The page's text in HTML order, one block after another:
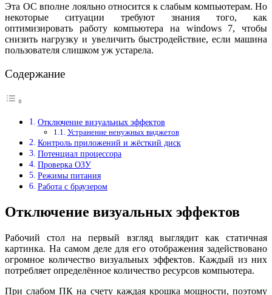
Эта ОС вполне лояльно относится к слабым компьютерам. Но
некоторые ситуации требуют знания того, как
оптимизировать работу компьютера на windows 7, чтобы
снизить нагрузку и увеличить быстродействие, если машина
пользователя слишком уж устарела.
Содержание
Отключение визуальных эффектов
Устранение ненужных виджетов
Контроль приложений и жёсткий диск
Потенциал процессора
Проверка ОЗУ
Режимы питания
Работа с браузером
Отключение визуальных эффектов
Рабочий стол на первый взгляд выглядит как статичная
картинка. На самом деле для его отображения задействовано
огромное количество визуальных эффектов. Каждый из них
потребляет определённое количество ресурсов компьютера.
При слабом ПК на счету каждая крошка мощности, поэтому